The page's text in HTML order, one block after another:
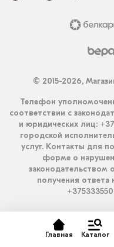
Главная Каталог
© 2015-2026,
Телефон
соответствии с
и юридических лиц:
городской
услуг. Контакты для
форме о
законодательством
получения ответа